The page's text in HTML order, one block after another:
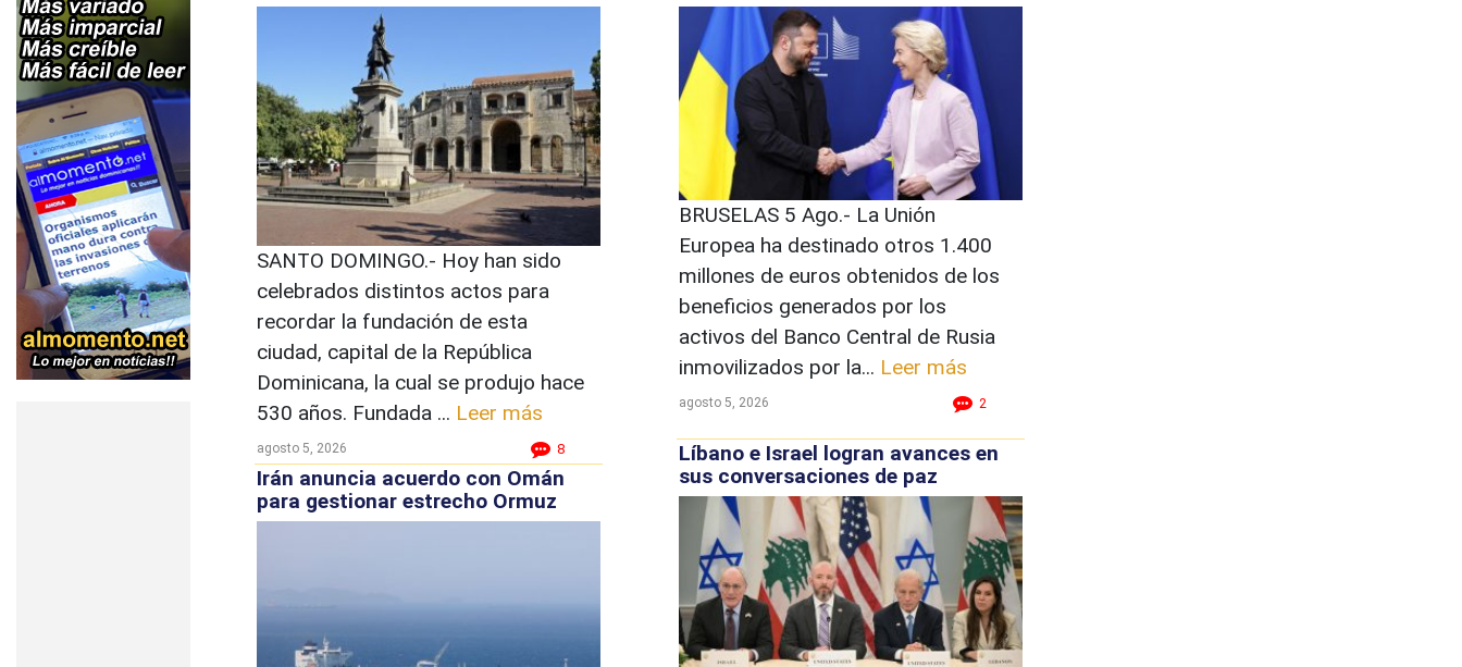
SANTO DOMINGO.- Hoy han sido
celebrados distintos actos para
recordar la fundación de esta
ciudad, capital de la República
Dominicana, la cual se produjo hace
530 años. Fundada ... Leer más
agosto 5, 2026 8
Irán anuncia acuerdo con Omán
para gestionar estrecho Ormuz
BRUSELAS 5 Ago.- La Unión
Europea ha destinado otros 1.400
millones de euros obtenidos de los
beneficios generados por los
activos del Banco Central de Rusia
inmovilizados por la... Leer más
agosto 5, 2026 2
Líbano e Israel logran avances en
sus conversaciones de paz